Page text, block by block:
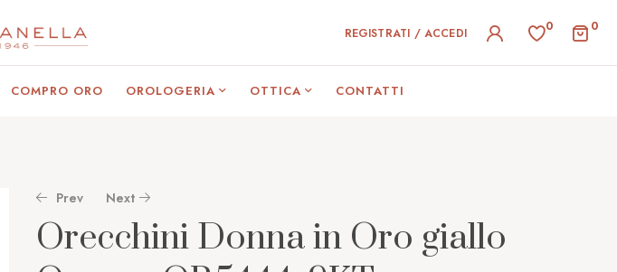
REGISTRATI / ACCEDI 0 0
COMPRO ORO OROLOGERIA OTTICA CONTATTI
Prev
220,00
Next
Orecchini Donna in Oro giallo